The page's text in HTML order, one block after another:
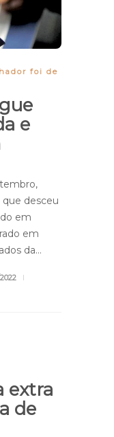
foi de
e
desceu
em
em
da…
extra
de